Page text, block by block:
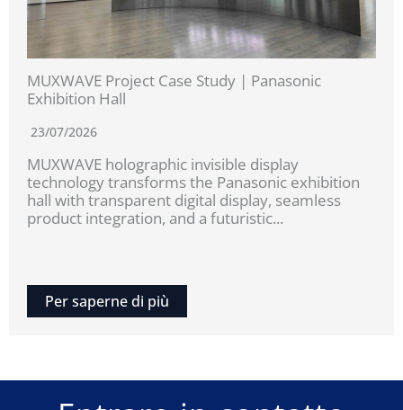
MUXWAVE Project Case Study | Panasonic
Exhibition Hall
23/07/2026
MUXWAVE holographic invisible display
technology transforms the Panasonic exhibition
hall with transparent digital display, seamless
product integration, and a futuristic...
Per saperne di più